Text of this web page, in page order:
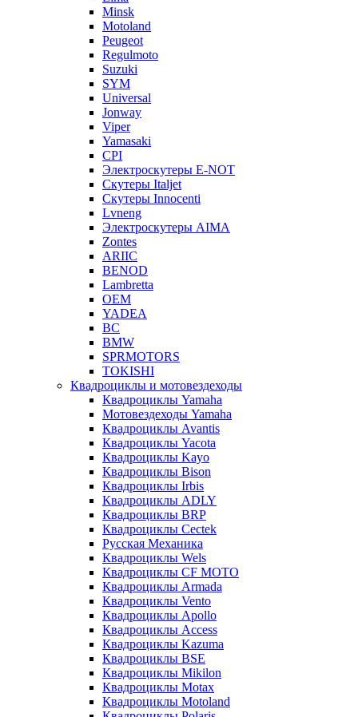
Minsk
Motoland
Peugeot
Regulmoto
Suzuki
SYM
Universal
Jonway
Viper
Yamasaki
CPI
Электроскутеры E-NOT
Скутеры Italjet
Скутеры Innocenti
Lvneng
Электроскутеры AIMA
Zontes
ARIIC
BENOD
Lambretta
OEM
YADEA
BC
BMW
SPRMOTORS
TOKISHI
Квадроциклы и мотовездеходы
Квадроциклы Yamaha
Мотовездеходы Yamaha
Квадроциклы Avantis
Квадроциклы Yacota
Квадроциклы Kayo
Квадроциклы Bison
Квадроциклы Irbis
Квадроциклы ADLY
Квадроциклы BRP
Квадроциклы Cectek
Русская Механика
Квадроциклы Wels
Квадроциклы CF MOTO
Квадроциклы Armada
Квадроциклы Vento
Квадроциклы Apollo
Квадроциклы Access
Квадроциклы Kazuma
Квадроциклы BSE
Квадроциклы Mikilon
Квадроциклы Motax
Квадроциклы Motoland